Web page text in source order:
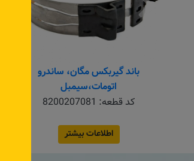
باند گیربکس مگان، ساندرو
اتومات،سیمبل
کد قطعه: 8200207081
اطلاعات بیشتر